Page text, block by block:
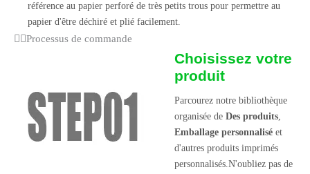
référence au papier perforé de très petits trous pour permettre au
papier d'être déchiré et plié facilement.
Processus de commande
Choisissez votre
produit
Parcourez notre bibliothèque
organisée de Des produits,
Emballage personnaliséet
d'autres produits imprimés
personnalisés.N'oubliez pas de